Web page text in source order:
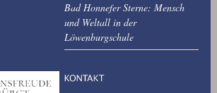
Bad Honnefer Sterne: Mensch
und Weltall in der
Löwenburgschule